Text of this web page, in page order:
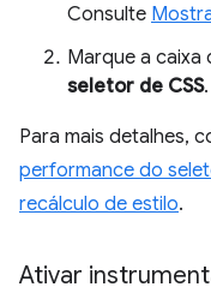
Consulte
Marque a caixa
seletor de CSS.
Para mais detalhes,
performance do
recálculo de estilo.
Ativar